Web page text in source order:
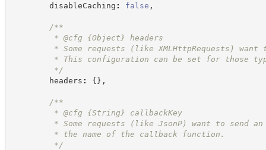
disableCaching : false ,
/**
* @cfg {Object}
headers
* Some requests (like XMLHttpRequests) want
* This configuration can be set for those
*/
headers : {} ,
/**
* @cfg {String}
callbackKey
* Some requests (like JsonP) want to send an
* the name of the callback function.
*/